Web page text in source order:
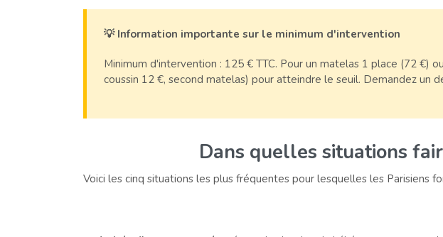
💡 Information importante sur le minimum d'intervention
Minimum d'intervention : 125 € TTC. Pour un matelas 1 place (72 €)
coussin 12 €, second matelas) pour atteindre le seuil. Demandez
Dans quelles situations
Voici les cinq situations les plus fréquentes pour lesquelles les Parisiens